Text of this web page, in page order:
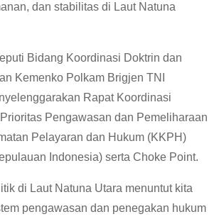
dan stabilitas di Laut Natuna
Bidang Koordinasi Doktrin dan
Kemenko Polkam Brigjen TNI
Rapat Koordinasi
Pengawasan dan Pemeliharaan
Pelayaran dan Hukum (KKPH)
Indonesia) serta Choke Point.
di Laut Natuna Utara menuntut kita
pengawasan dan penegakan hukum